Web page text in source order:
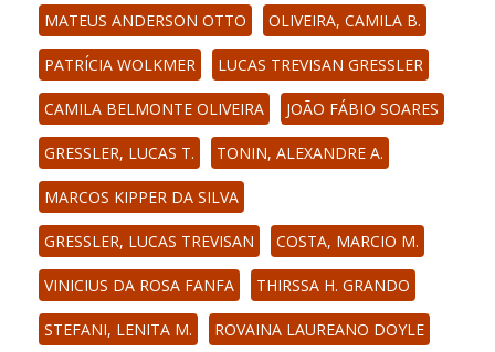
MATEUS ANDERSON OTTO OLIVEIRA, CAMILA B.
PATRÍCIA WOLKMER LUCAS TREVISAN GRESSLER
CAMILA BELMONTE OLIVEIRA JOÃO FÁBIO SOARES
GRESSLER, LUCAS T. TONIN, ALEXANDRE A.
MARCOS KIPPER DA SILVA
GRESSLER, LUCAS TREVISAN COSTA, MARCIO M.
VINICIUS DA ROSA FANFA THIRSSA H. GRANDO
STEFANI, LENITA M. ROVAINA LAUREANO DOYLE